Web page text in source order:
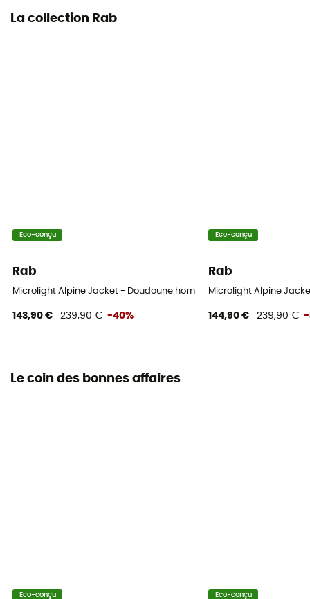
La collection Rab
Eco-conçu
Rab
Microlight Alpine Jacket - Doudoune homme
143,90 € 239,90 € -40%
Eco-conçu
Rab
Microlight Alpine
144,90 € 239,90 € -
Le coin des bonnes affaires
Eco-conçu Eco-conçu